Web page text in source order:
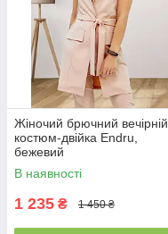
Жіночий брючний вечірній
костюм-двійка Endru,
бежевий
В наявності
1 235 ₴ 1 450 ₴